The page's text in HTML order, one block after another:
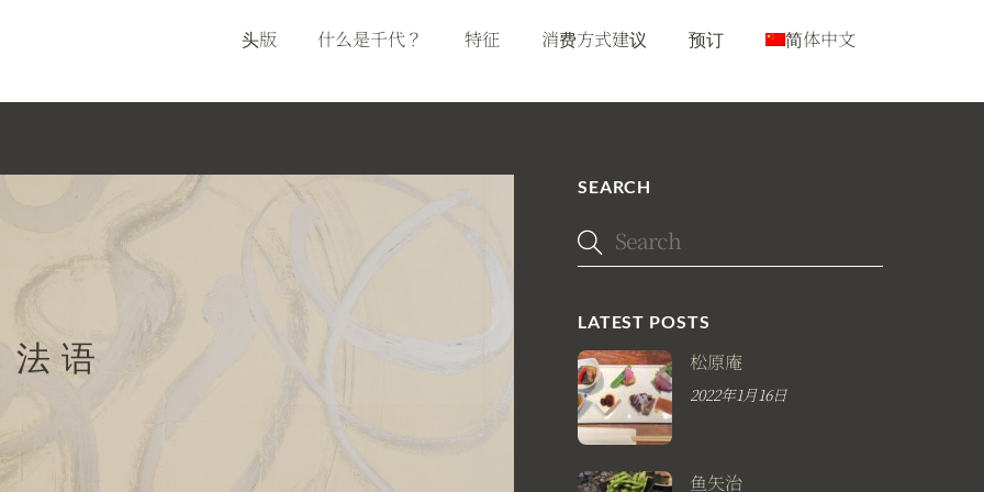
头版 什么是千代？ 特征 消费方式建议 预订 简体中文
法语
SEARCH
LATEST POSTS
松原庵
2022年1月16日
鱼矢治